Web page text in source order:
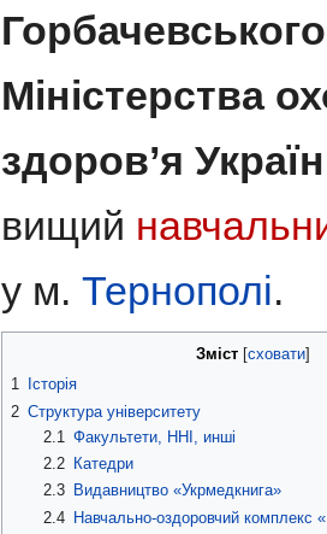
Горбачевського
Міністерства
здоров’я
вищий
у м. Тернополі.
Зміст сховати
1
Історія
2 Структура університету
2.1
Факультети, ННІ, инші
2.2
Катедри
2.3
Видавництво «Укрмедкнига»
2.4
Навчально-оздоровчий комплекс